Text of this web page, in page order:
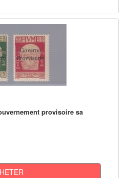
provisoire sa